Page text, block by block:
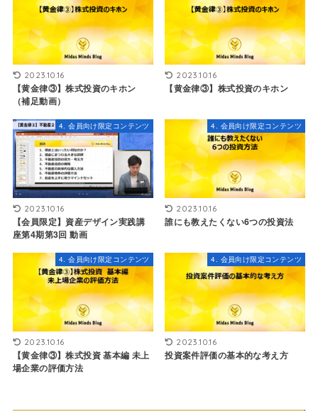
2023.10.16
【黄金律③】株式投資のキホン
（補足動画）
2023.10.16
【黄金律③】株式投資のキホン
4. 会員向け限定コンテンツ
2023.10.16
【会員限定】資産デザイン実践講
座第4期第3回 動画
4. 会員向け限定コンテンツ
2023.10.16
誰にも教えたくない6つの投資法
4. 会員向け限定コンテンツ
2023.10.16
【黄金律③】株式投資 基本編 未上
場企業の評価方法
4. 会員向け限定コンテンツ
2023.10.16
投資案件評価の基本的な考え方